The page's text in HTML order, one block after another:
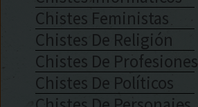
Chistes Feministas
Chistes De Religión
Chistes De Profesiones
Chistes De Políticos